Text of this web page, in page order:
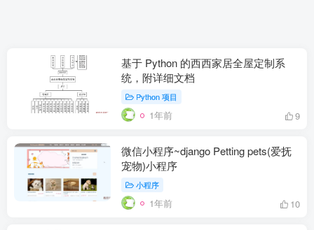
基于 Python 的西西家居全屋定制系
统，附详细文档
Python 项目
1年前 9
微信小程序~django Petting pets(爱抚
宠物)小程序
小程序
1年前 10